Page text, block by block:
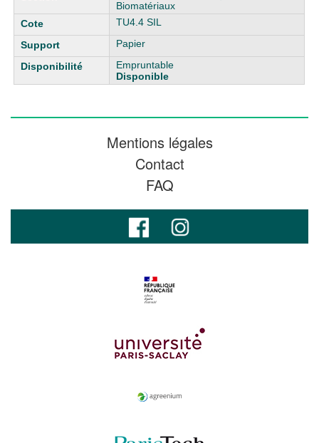
Biomatériaux
TU4.4 SIL
Papier
Empruntable
Disponible
Mentions légales
Contact
FAQ